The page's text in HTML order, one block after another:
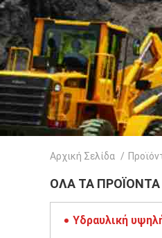
Αρχική Σελίδα /
ΌΛΑ ΤΑ ΠΡΟΪΌΝΤΑ
Υδραυλική